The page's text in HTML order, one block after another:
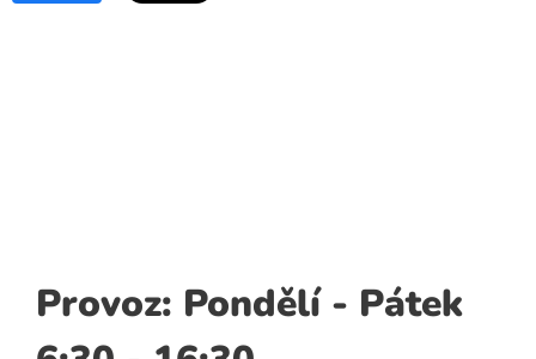
Provoz: Pondělí - Pátek